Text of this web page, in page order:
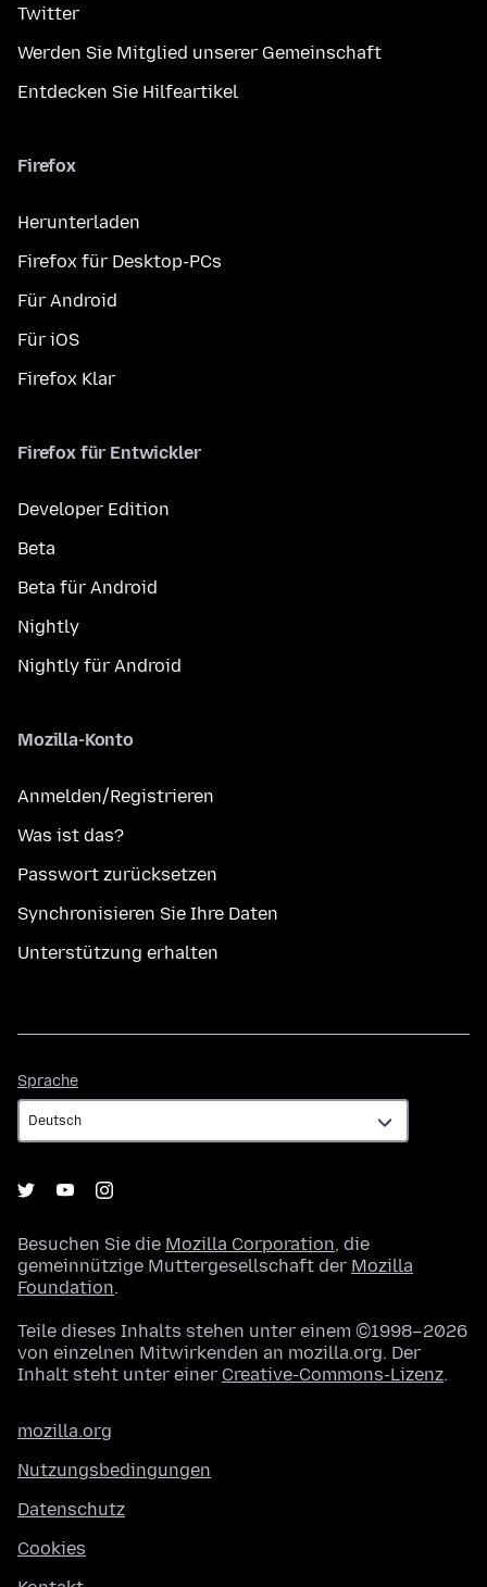
Twitter
Werden Sie Mitglied unserer Gemeinschaft
Entdecken Sie Hilfeartikel
Firefox
Herunterladen
Firefox für Desktop-PCs
Für Android
Für iOS
Firefox Klar
Firefox für Entwickler
Developer Edition
Beta
Beta für Android
Nightly
Nightly für Android
Mozilla-Konto
Anmelden/Registrieren
Was ist das?
Passwort zurücksetzen
Synchronisieren Sie Ihre Daten
Unterstützung erhalten
Sprache
Besuchen Sie die Mozilla Corporation, die
gemeinnützige Muttergesellschaft der Mozilla
Foundation.
Teile dieses Inhalts stehen unter einem ©1998–2026
von einzelnen Mitwirkenden an mozilla.org. Der
Inhalt steht unter einer Creative-Commons-Lizenz.
mozilla.org
Nutzungsbedingungen
Datenschutz
Cookies